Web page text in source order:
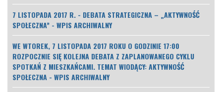
7 LISTOPADA 2017 R. - DEBATA STRATEGICZNA – „AKTYWNOŚĆ
SPOŁECZNA” - WPIS ARCHIWALNY
WE WTOREK, 7 LISTOPADA 2017 ROKU O GODZINIE 17:00
ROZPOCZNIE SIĘ KOLEJNA DEBATA Z ZAPLANOWANEGO CYKLU
SPOTKAŃ Z MIESZKAŃCAMI. TEMAT WIODĄCY: AKTYWNOŚĆ
SPOŁECZNA - WPIS ARCHIWALNY